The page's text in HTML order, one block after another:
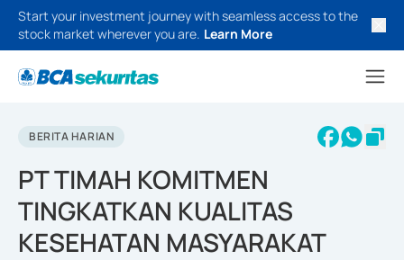
Start your investment journey with seamless access to the
stock market wherever you are. Learn More
BERITA HARIAN
PT TIMAH KOMITMEN
TINGKATKAN KUALITAS
KESEHATAN MASYARAKAT